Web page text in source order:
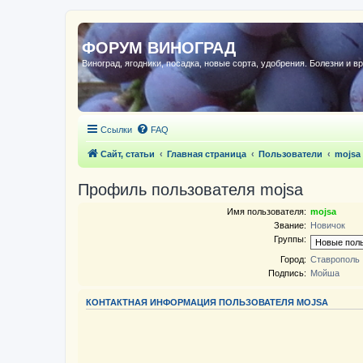
ФОРУМ ВИНОГРАД
Виноград, ягодники, посадка, новые сорта, удобрения. Болезни и
Ссылки FAQ
Сайт, статьи Главная страница Пользователи mojsa
Профиль пользователя mojsa
Имя пользователя: mojsa
Звание: Новичoк
Группы:
Город: Ставрополь
Подпись: Мойша
КОНТАКТНАЯ ИНФОРМАЦИЯ ПОЛЬЗОВАТЕЛЯ MOJSA